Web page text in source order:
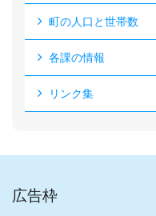
町の人口と世帯数
各課の情報
リンク集
広告枠